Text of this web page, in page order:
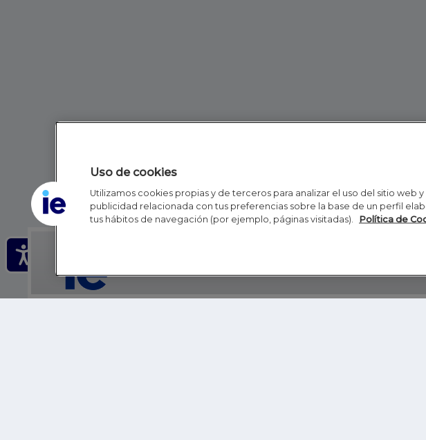
Inicio
Uso de cookies
Utilizamos cookies propias y de terceros para analizar el uso del sitio web
publicidad relacionada con tus preferencias sobre la base de un perfil
tus hábitos de navegación (por ejemplo, páginas visitadas).
Política de